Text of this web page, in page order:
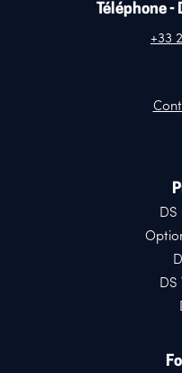
Téléphone -
+33
DS
DS